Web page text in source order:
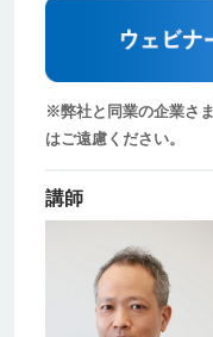
※弊社と同業の企業さ
はご遠慮ください。
講師